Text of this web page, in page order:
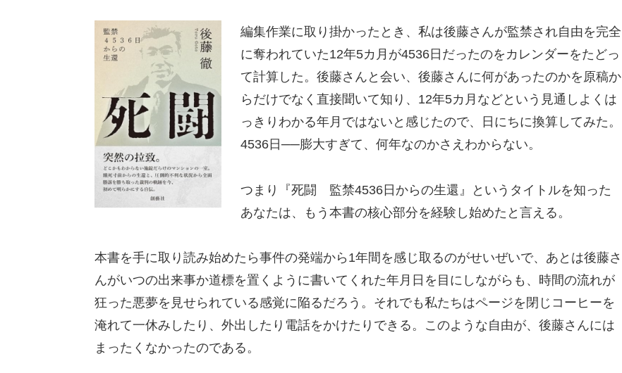
編集作業に取り掛かったとき、私は後藤さんが監禁され自由を完全
に奪われていた12年5カ月が4536日だったのをカレンダーをたどっ
て計算した。後藤さんと会い、後藤さんに何があったのかを原稿か
らだけでなく直接聞いて知り、12年5カ月などという見通しよくは
っきりわかる年月ではないと感じたので、日にちに換算してみた。
4536日──膨大すぎて、何年なのかさえわからない。
つまり『死闘 監禁4536日からの生還』というタイトルを知った
あなたは、もう本書の核心部分を経験し始めたと言える。
本書を手に取り読み始めたら事件の発端から1年間を感じ取るのがせいぜいで、あとは後藤さ
んがいつの出来事か道標を置くように書いてくれた年月日を目にしながらも、時間の流れが
狂った悪夢を見せられている感覚に陥るだろう。それでも私たちはページを閉じコーヒーを
淹れて一休みしたり、外出したり電話をかけたりできる。このような自由が、後藤さんには
まったくなかったのである。